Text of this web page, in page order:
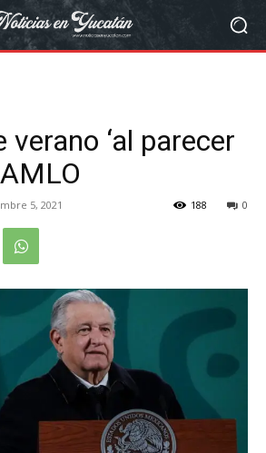
verano ‘al parecer
5, 2021 0
188